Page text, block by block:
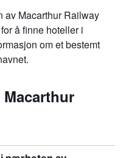
av Macarthur Railway
å finne hoteller i
om et bestemt